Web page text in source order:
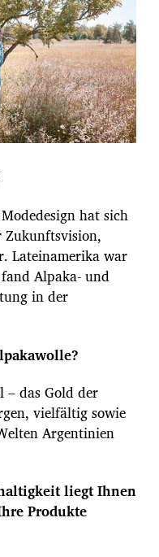
hat sich
Zukunftsvision,
Lateinamerika war
Alpaka- und
in der
– das Gold der
vielfältig sowie
Argentinien
liegt Ihnen
Produkte